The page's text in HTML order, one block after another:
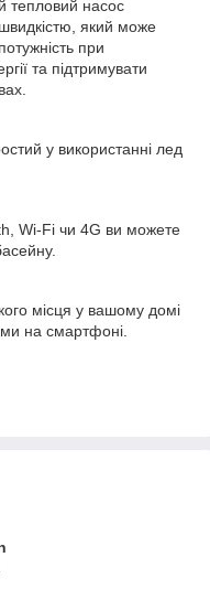
тепловий насос
який може
при
та підтримувати
у використанні лед
Wi-Fi чи 4G ви можете
місця у вашому домі
на смартфоні.